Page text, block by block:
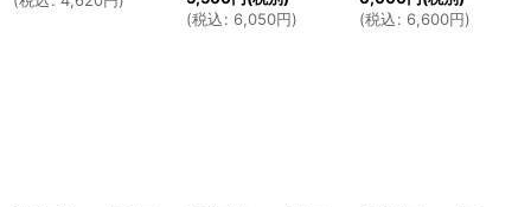
(税込: 6,050円)
(税込: 6,600円)